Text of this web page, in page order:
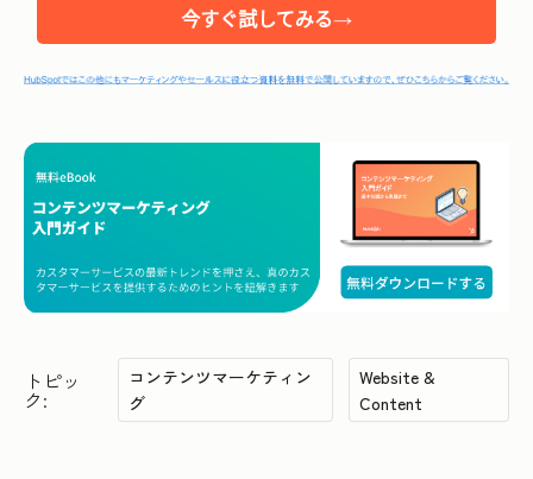
トピッ
ク:
コンテンツマーケティン
グ
Website &
Content